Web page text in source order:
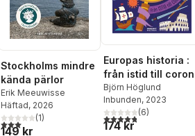
Stockholms mindre
kända pärlor
Erik Meeuwisse
Häftad, 2026
3,0utav 5 stjärnor. Totalt antal röster:
(1)
149 kr
Europas historia :
från istid till
Björn Höglund
Inbunden, 2023
4,8utav 5 stjärnor.
(6)
174 kr